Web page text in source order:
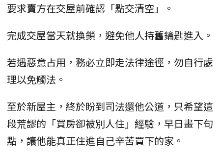
要求賣方在交屋前確認「點交清空」。
完成交屋當天就換鎖，避免他人持舊鑰匙進入。
若遇惡意占用，務必立即走法律途徑，勿自行處
理以免觸法。
至於新屋主，終於盼到司法還他公道，只希望這
段荒謬的「買房卻被別人住」經驗，早日畫下句
點，讓他能真正住進自己辛苦買下的家。